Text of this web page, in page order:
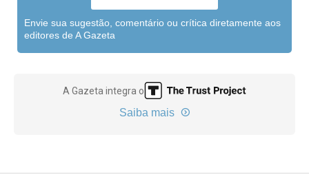
Envie sua sugestão, comentário ou crítica diretamente aos
editores de A Gazeta
A Gazeta integra o
Saiba mais